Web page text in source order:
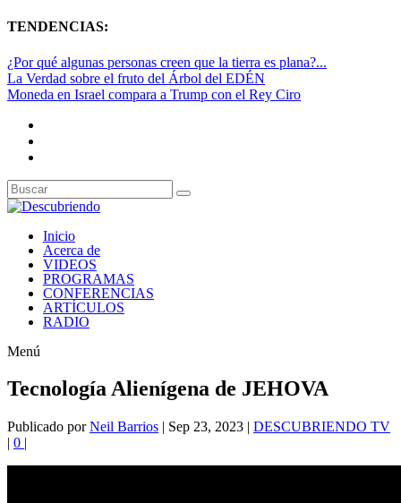
TENDENCIAS:
¿Por qué algunas personas creen que la tierra es plana?...
La Verdad sobre el fruto del Árbol del EDÉN
Moneda en Israel compara a Trump con el Rey Ciro
Inicio
Acerca de
VIDEOS
PROGRAMAS
CONFERENCIAS
ARTÍCULOS
RADIO
Menú
Tecnología Alienígena de JEHOVA
Publicado porNeil Barrios | Sep 23, 2023 | DESCUBRIENDO TV
| 0 |